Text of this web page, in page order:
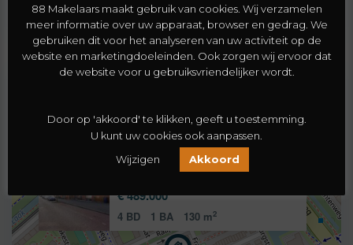
Menkemastraat 40
€ 489.000
4 BD 1 BA 130 m2
88 Makelaars maakt gebruik van cookies. Wij verzamelen
meer informatie over uw apparaat, browser en gedrag. We
gebruiken dit voor het analyseren van uw activiteit op de
website en marketingdoeleinden. Ook zorgen wij ervoor dat
de website voor u gebruiksvriendelijker wordt.
Door op 'akkoord' te klikken, geeft u toestemming.
U kunt uw cookies ook aanpassen.
Wijzigen
Akkoord